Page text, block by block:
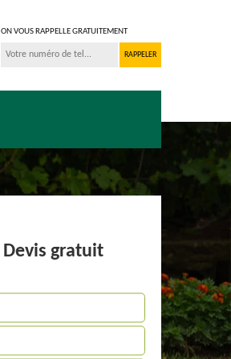
ON VOUS RAPPELLE GRATUITEMENT
Devis gratuit